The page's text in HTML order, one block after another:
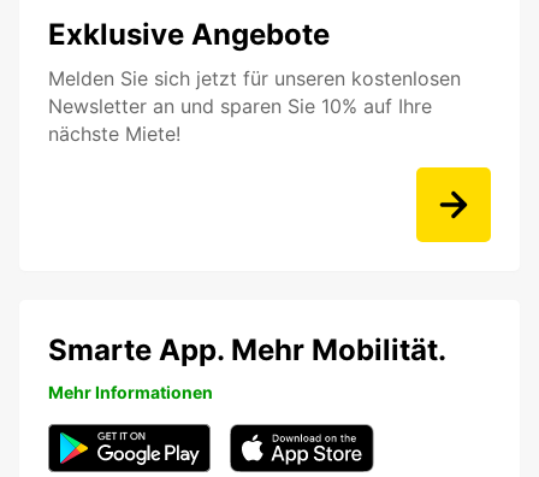
Exklusive Angebote
Melden Sie sich jetzt für unseren kostenlosen
Newsletter an und sparen Sie 10% auf Ihre
nächste Miete!
Smarte App. Mehr Mobilität.
Mehr Informationen